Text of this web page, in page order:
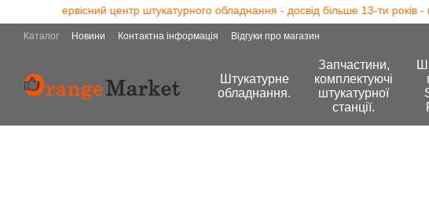
Перейти до основного контенту
сервісний центр штукатурного обладнання - досвід більше 13-ти років -
Каталог Новини Контактна інформація Відгуки про магазин
Штукатурне
обладнання.
Запчастини,
комплектуючі
штукатурної
станції.